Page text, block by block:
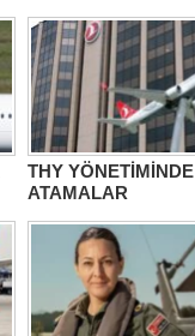
THY
ATAMALAR